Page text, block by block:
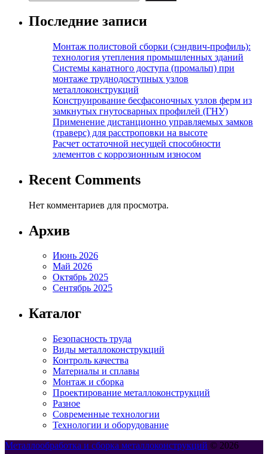
Последние записи
Монтаж полистовой сборки (сэндвич-профиль):
технология утепления промышленных зданий
Системы канатного доступа (промальп) при
монтаже труднодоступных узлов
металлоконструкций
Конструирование бесфасоночных узлов ферм из
замкнутых гнутосварных профилей (ГНУ)
Применение дистанционно управляемых замков
(траверс) для расстроповки на высоте
Расчет остаточной несущей способности
элементов с коррозионным износом
Recent Comments
Нет комментариев для просмотра.
Архив
Июнь 2026
Май 2026
Октябрь 2025
Сентябрь 2025
Каталог
Безопасность труда
Виды металлоконструкций
Контроль качества
Материалы и сплавы
Монтаж и сборка
Проектирование металлоконструкций
Разное
Современные технологии
Технологии и оборудование
Металлообработка и сборка металлоконструкций © 2026